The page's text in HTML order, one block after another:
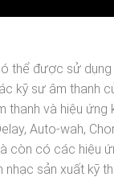
thể được sử
kỹ sư âm thanh
thanh và hiệu ứng
Auto-wah,
còn có các hiệu
nhạc sản xuất kỹ